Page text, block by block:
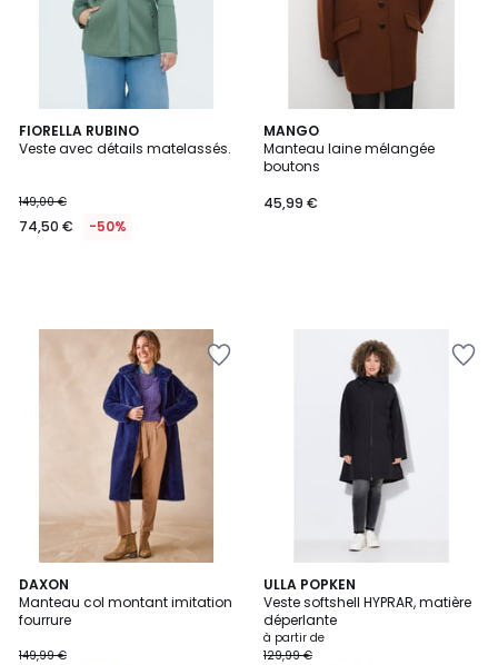
FIORELLA RUBINO
Veste avec détails matelassés.
149,00 €
74,50 € -50%
MANGO
Manteau laine mélangée
boutons
45,99 €
DAXON
Manteau col montant imitation
fourrure
149,99 €
5
/
5
ULLA POPKEN
Veste softshell HYPRAR, matière
déperlante
à partir de
129,99 €
3
/
5
4
Couleurs